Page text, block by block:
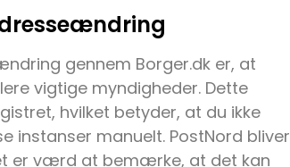
gennem Borger.dk er, at
vigtige myndigheder. Dette
hvilket betyder, at du ikke
instanser manuelt. PostNord bliver
er værd at bemærke, at det kan